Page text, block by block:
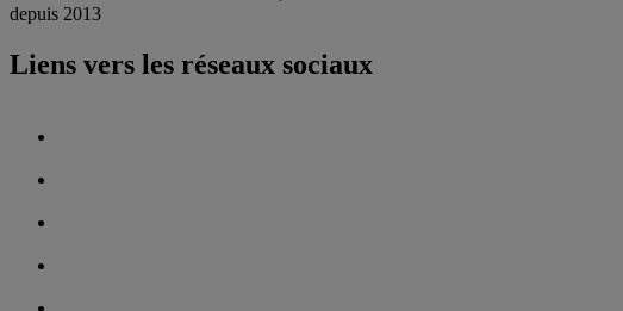
depuis 2013
Liens vers les réseaux sociaux